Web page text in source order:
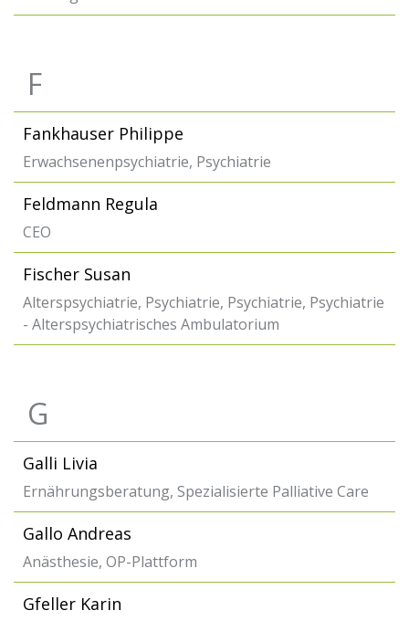
F
Fankhauser Philippe
Erwachsenenpsychiatrie, Psychiatrie
Feldmann Regula
CEO
Fischer Susan
Alterspsychiatrie, Psychiatrie, Psychiatrie, Psychiatrie
- Alterspsychiatrisches Ambulatorium
G
Galli Livia
Ernährungsberatung, Spezialisierte Palliative Care
Gallo Andreas
Anästhesie, OP-Plattform
Gfeller Karin